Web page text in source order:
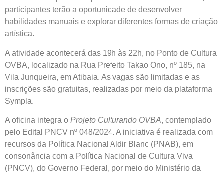
participantes terão a oportunidade de desenvolver
habilidades manuais e explorar diferentes formas de criação
artística.
A atividade acontecerá das 19h às 22h, no Ponto de Cultura
OVBA, localizado na Rua Prefeito Takao Ono, nº 185, na
Vila Junqueira, em Atibaia. As vagas são limitadas e as
inscrições são gratuitas, realizadas por meio da plataforma
Sympla.
A oficina integra o Projeto Culturando OVBA, contemplado
pelo Edital PNCV nº 048/2024. A iniciativa é realizada com
recursos da Política Nacional Aldir Blanc (PNAB), em
consonância com a Política Nacional de Cultura Viva
(PNCV), do Governo Federal, por meio do Ministério da